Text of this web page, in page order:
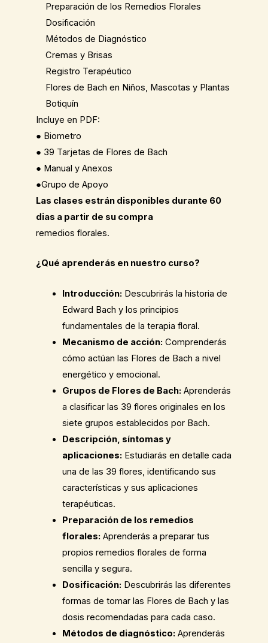
Preparación de los Remedios Florales
Dosificación
Métodos de Diagnóstico
Cremas y Brisas
Registro Terapéutico
Flores de Bach en Niños, Mascotas y Plantas
Botiquín
Incluye en PDF:
● Biometro
● 39 Tarjetas de Flores de Bach
● Manual y Anexos
●Grupo de Apoyo
Las clases estrán disponibles durante 60
dias a partir de su compra
remedios florales.
¿Qué aprenderás en nuestro curso?
Introducción: Descubrirás la historia de
Edward Bach y los principios
fundamentales de la terapia floral.
Mecanismo de acción: Comprenderás
cómo actúan las Flores de Bach a nivel
energético y emocional.
Grupos de Flores de Bach: Aprenderás
a clasificar las 39 flores originales en los
siete grupos establecidos por Bach.
Descripción, síntomas y
aplicaciones: Estudiarás en detalle cada
una de las 39 flores, identificando sus
características y sus aplicaciones
terapéuticas.
Preparación de los remedios
florales: Aprenderás a preparar tus
propios remedios florales de forma
sencilla y segura.
Dosificación: Descubrirás las diferentes
formas de tomar las Flores de Bach y las
dosis recomendadas para cada caso.
Métodos de diagnóstico: Aprenderás